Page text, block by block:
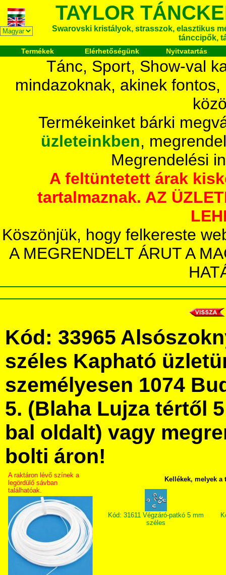
TAYLOR
Swarovski kristályok, strasszok, elasztikus
tánccipők,
Termékek Elérhetőségünk Nyitvatartás
Tánc, Sport, Show-val
mindazoknak, akinek
Termékeinket bárki
üzleteinkben,
Megrendelési
A feltüntetett árak
tartalmaznak. AZ
Köszönjük, hogy felkereste
A MEGRENDELT ÁRUT A
Kód: 33965
széles Kapható
személyesen 1074
5. (Blaha Lujza tértől
bal oldalt) vagy
bolti áron!
A raktáron lévő színek a
legördülő sávban
találhatóak.
Kellékek, melyek
Kód: 31611 Végzáró-patkó 5 mm
széles